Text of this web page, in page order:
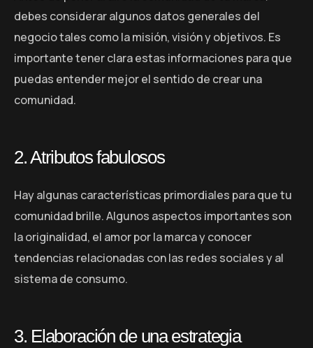
debes considerar algunos datos generales del
negocio tales como la misión, visión y objetivos. Es
importante tener clara estas informaciones para que
puedas entender mejor el sentido de crear una
comunidad.
2. Atributos fabulosos
Hay algunas características primordiales para que tu
comunidad brille. Algunos aspectos importantes son
la originalidad, el amor por la marca y conocer
tendencias relacionadas con las redes sociales y al
sistema de consumo.
3. Elaboración de una estrategia